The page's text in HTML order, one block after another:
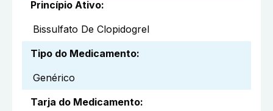
Princípio Ativo:
Bissulfato De Clopidogrel
Tipo do Medicamento:
Genérico
Tarja do Medicamento: